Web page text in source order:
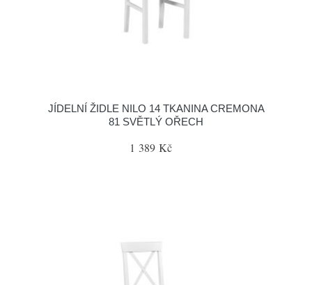
JÍDELNÍ ŽIDLE NILO 14 TKANINA CREMONA
81 SVĚTLÝ OŘECH
1 389 Kč